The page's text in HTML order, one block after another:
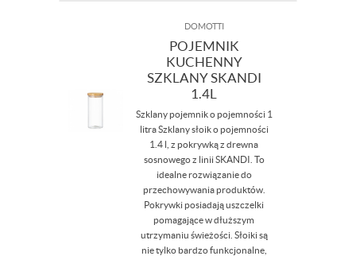
DOMOTTI
POJEMNIK
KUCHENNY
SZKLANY SKANDI
1.4L
Szklany pojemnik o pojemności 1
litra Szklany słoik o pojemności
1.4 l, z pokrywką z drewna
sosnowego z linii SKANDI. To
idealne rozwiązanie do
przechowywania produktów.
Pokrywki posiadają uszczelki
pomagające w dłuższym
utrzymaniu świeżości. Słoiki są
nie tylko bardzo funkcjonalne,